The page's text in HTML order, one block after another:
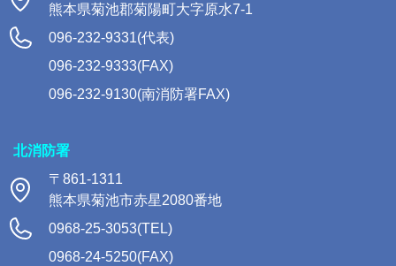
熊本県菊池郡菊陽町大字原水7-1
096-232-9331(代表)
096-232-9333(FAX)
096-232-9130(南消防署FAX)
北消防署
〒861-1311
熊本県菊池市赤星2080番地
0968-25-3053(TEL)
0968-24-5250(FAX)